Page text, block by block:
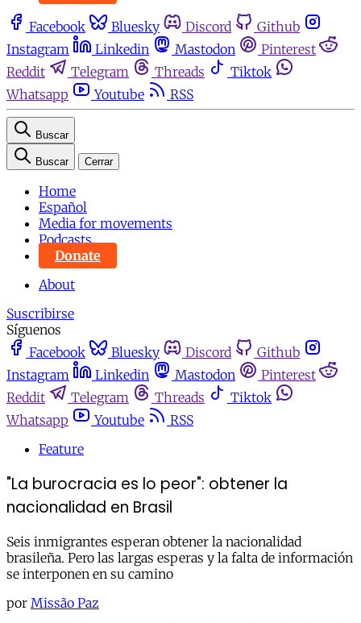
Facebook Bluesky Discord
Github
Instagram
Linkedin Mastodon
Pinterest
Reddit
Telegram Threads
Tiktok
Whatsapp
Youtube RSS
Buscar
Buscar Cerrar
Home
Español
Media for movements
Podcasts
Donate
About
Suscribirse
Síguenos
Facebook
Bluesky Discord
Github
Instagram
Linkedin Mastodon
Pinterest
Reddit
Telegram Threads
Tiktok
Whatsapp
Youtube
RSS
Feature
"La burocracia es lo peor": obtener la
nacionalidad en Brasil
Seis inmigrantes esperan obtener la nacionalidad
brasileña. Pero las largas esperas y la falta de información
se interponen en su camino
por Missão Paz